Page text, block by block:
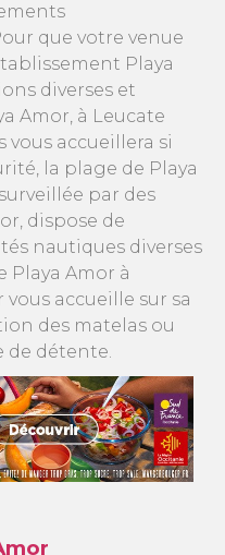
que votre venue
Playa
diverses et
Amor, à Leucate
vous accueillera si
la plage de Playa
par des
dispose de
nautiques diverses
Playa Amor à
vous accueille sur sa
des matelas ou
de détente.